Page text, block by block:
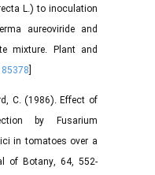
L.) to inoculation
aureoviride and
mixture. Plant and
C. (1986). Effect of
by Fusarium
in tomatoes over a
of Botany, 64, 552-